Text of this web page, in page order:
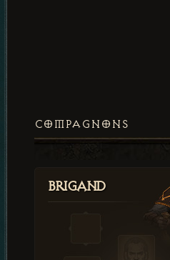
COMPAGNONS
Brigand